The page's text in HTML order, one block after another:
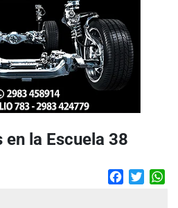
en la Escuela 38
Facebook